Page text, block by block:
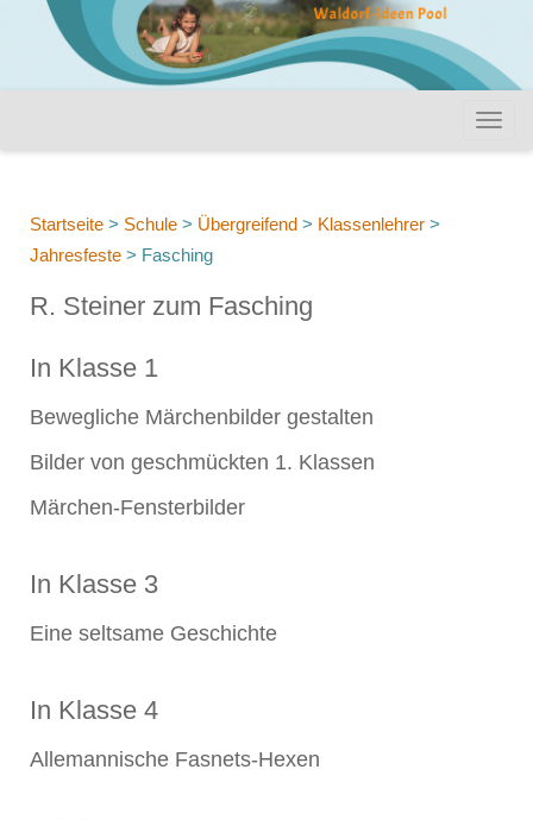
Startseite > Schule > Übergreifend > Klassenlehrer >
Jahresfeste > Fasching
R. Steiner zum Fasching
In Klasse 1
Bewegliche Märchenbilder gestalten
Bilder von geschmückten 1. Klassen
Märchen-Fensterbilder
In Klasse 3
Eine seltsame Geschichte
In Klasse 4
Allemannische Fasnets-Hexen